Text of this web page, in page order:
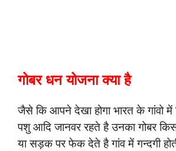
गोबर धन योजना क्या है
जैसे कि आपने देखा होगा भारत के गांवो में
पशु आदि जानवर रहते है उनका गोबर
या सड़क पर फेक देते है गांव में गन्दगी